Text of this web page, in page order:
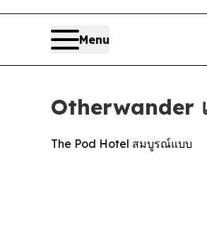
Menu
Otherwander
The Pod Hotel สมบูรณ์แบบ